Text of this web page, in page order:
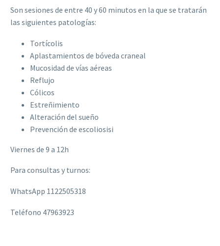
Son sesiones de entre 40 y 60 minutos en la que se tratarán
las siguientes patologías:
Tortícolis
Aplastamientos de bóveda craneal
Mucosidad de vías aéreas
Reflujo
Cólicos
Estreñimiento
Alteración del sueño
Prevención de escoliosisi
Viernes de 9 a 12h
Para consultas y turnos:
WhatsApp 1122505318
Teléfono 47963923